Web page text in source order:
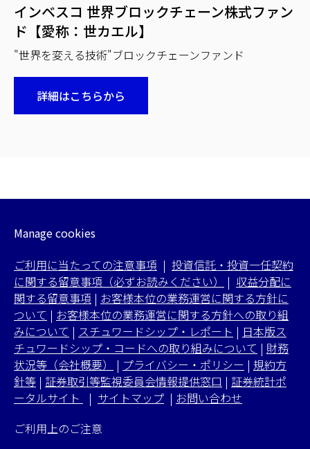
インベスコ 世界ブロックチェーン株式ファン
ド【愛称：世カエル】
"世界を変える技術"ブロックチェーンファンド
詳細はこちらから
Manage cookies
ご利用に当たっての注意事項 | 投資信託・投資一任契約
に関する留意事項（必ずお読みください）
| 収益分配に
関する留意事項 | お客様本位の業務運営に関する方針に
ついて | お客様本位の業務運営に関する方針への取り組
みについて | スチュワードシップ・レポート | 日本版ス
チュワードシップ・コードへの取り組みについて | 財務
状況等（会社概要）
| プライバシー・ポリシー | 規約方
針等 | 証券取引等監視委員会情報提供窓口 | 証券統計ポ
ータルサイト
| サイトマップ | お問い合わせ
ご利用上のご注意